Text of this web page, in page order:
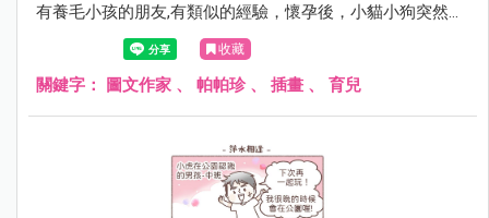
有養毛小孩的朋友,有類似的經驗，懷孕後，小貓小狗突然不
會去踏她們的肚子，這是什麼生物的感測器嗎～～～
收藏
關鍵字： 圖文作家 、 帕帕珍、 插畫 、 育兒